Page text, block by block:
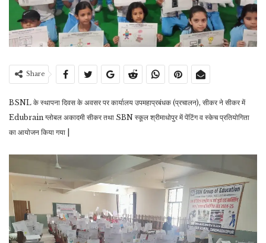
Share
BSNL के स्थापना दिवस के अवसर पर कार्यालय उपमहाप्रबंधक (प्रचालन), सीकर ने सीकर में
Edubrain ग्लोबल अकादमी सीकर तथा SBN स्कूल श्रीमाधोपुर में पेंटिंग व स्केच प्रतियोगिता
का आयोजन किया गया |